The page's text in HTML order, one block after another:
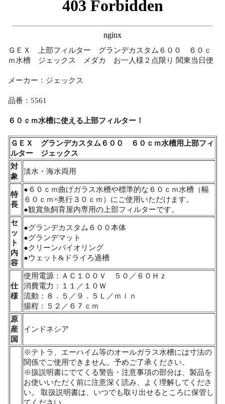
ＧＥＸ 上部フィルター グランデカスタム６００ ６０ｃ
ｍ水槽 ジェックス メダカ お一人様２点限り 関東当日便
メーカー：ジェックス
品番：5561
６０ｃｍ水槽に使える上部フィルター！
ＧＥＸ グランデカスタム６００ ６０ｃｍ水槽用上部フィ
ルター ジェックス
対
象
淡水・海水両用
特
長
●６０ｃｍ曲げガラス水槽や標準的な６０ｃｍ水槽（幅
６０ｃｍ×奥行３０ｃｍ）にご使用いただけます。
●観賞魚飼育屋内専用の上部フィルターです。
セ
ッ
ト
内
容
●グランデカスタム６００本体
●グランデマット
●クリーンバイオリング
●ウェット&ドライろ過槽
仕
様
使用電源：ＡＣ１００Ｖ ５０／６０Ｈｚ
消費電力：１１／１０Ｗ
流動：８．５／９．５Ｌ／ｍｉｎ
揚程：５２／６７ｃｍ
原
産
国
インドネシア
※テトラ、エーハイム等のオールガラス水槽には寸法の
関係でご使用できません。予めご了承ください。
※扱説明書にでてくる警告・注意事項の部分は、製品を
お使いいただく前に注意深く読み、よく理解してくださ
い。 取扱説明書は、いつでも取り出せるところに保管し